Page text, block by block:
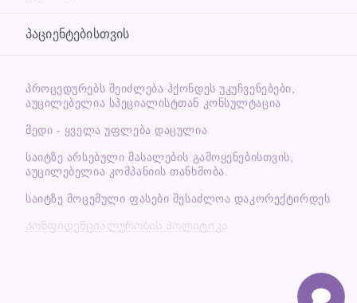
პაციენტებისთვის
ᲞᲠᲝᲪᲔᲓᲣᲠᲔᲑᲡ ᲨᲔᲘᲫᲚᲔᲑᲐ ᲰᲥᲝᲜᲓᲔᲡ ᲣᲙᲣᲩᲕᲔᲜᲔᲑᲔᲑᲘ,
ᲐᲣᲪᲘᲚᲔᲑᲔᲚᲘᲐ ᲡᲞᲔᲪᲘᲐᲚᲘᲡᲢᲗᲐᲜ ᲙᲝᲜᲡᲣᲚᲢᲐᲪᲘᲐ
მედი - ყველა უფლება დაცულია
საიტზე არსებული მასალების გამოყენებისთვის,
აუცილებელია კომპანიის თანხმობა.
საიტზე მოცემული ფასები შესაძლოა დაკორექტირდეს
Კონფიდენციალურობის პოლიტიკა